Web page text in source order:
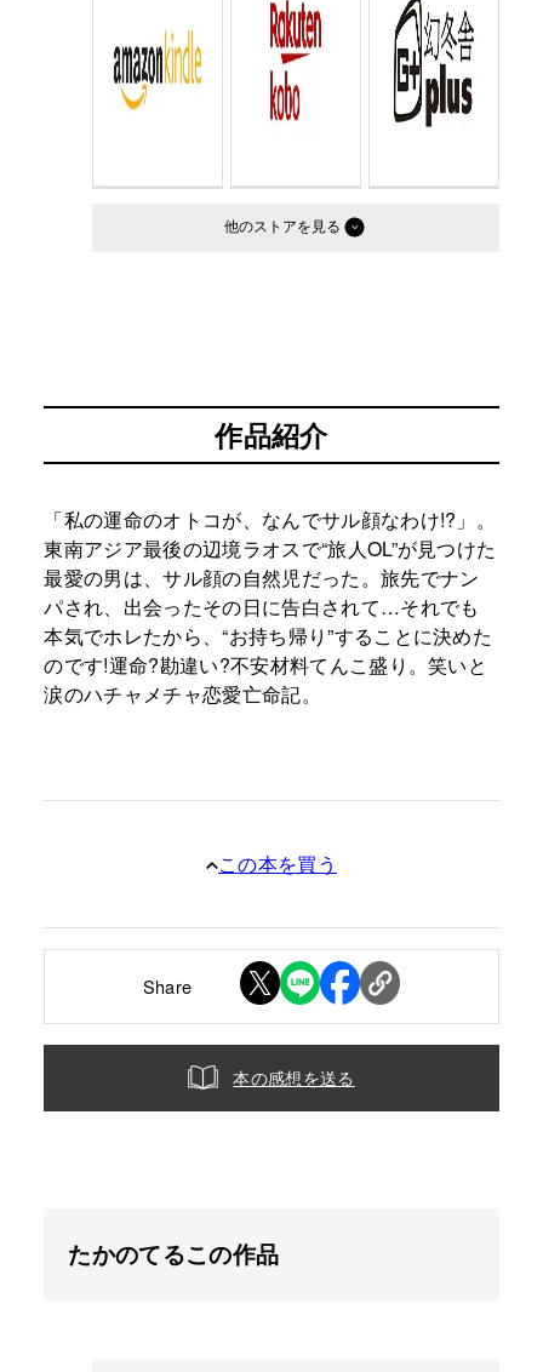
他のストア
作品紹介
「私の運命のオトコが、なんでサル顔なわけ!?」。
東南アジア最後の辺境ラオスで“旅人OL”が見つけた
最愛の男は、サル顔の自然児だった。旅先でナン
パされ、出会ったその日に告白されて…それでも
本気でホレたから、“お持ち帰り”することに決めた
のです!運命?勘違い?不安材料てんこ盛り。笑いと
涙のハチャメチャ恋愛亡命記。
この本を買う
Share
本の感想を送る
たかのてるこの作品